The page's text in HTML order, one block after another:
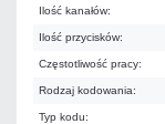
Ilość kanałów:
Ilość przycisków:
Częstotliwość pracy:
Rodzaj kodowania:
Typ kodu: